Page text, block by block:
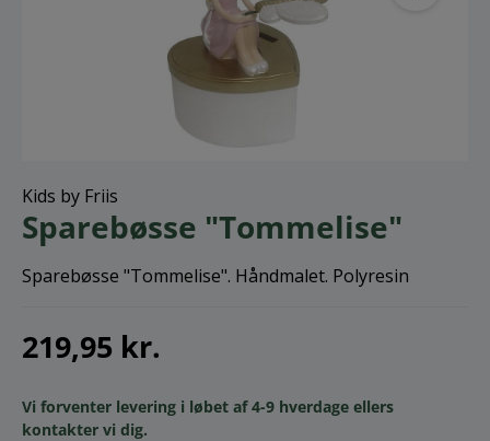
Kids by Friis
Sparebøsse "Tommelise"
Sparebøsse "Tommelise". Håndmalet. Polyresin
219,95 kr.
Vi forventer levering i løbet af 4-9 hverdage ellers
kontakter vi dig.